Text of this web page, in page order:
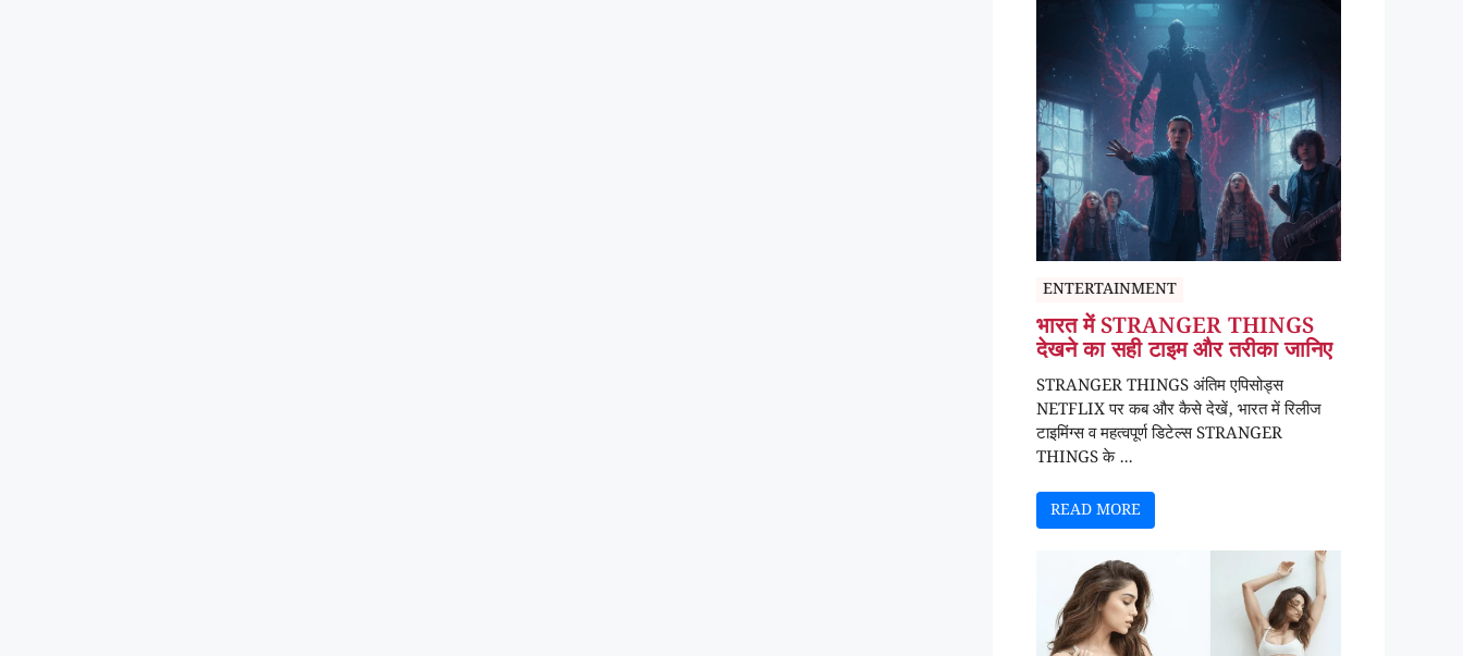
ENTERTAINMENT
भारत में STRANGER THINGS
देखने का सही टाइम और तरीका जानिए
STRANGER THINGS अंतिम एपिसोड्स
NETFLIX पर कब और कैसे देखें, भारत में रिलीज
टाइमिंग्स व महत्वपूर्ण डिटेल्स STRANGER
THINGS के ...
READ MORE